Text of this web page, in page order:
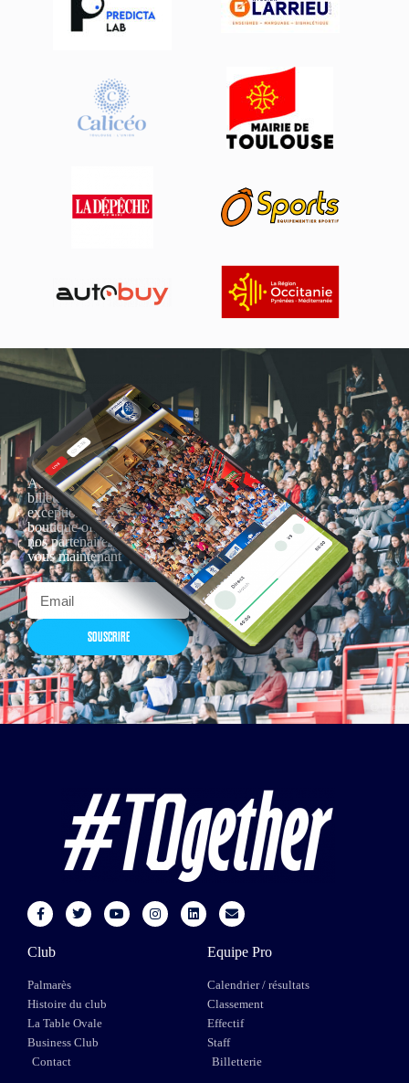
Actualités, nouveautés,
billetterie, remises
exceptionnelles dans la
boutique officielles & chez
nos partenaires… Inscrivez-
vous maintenant
SOUSCRIRE
Club
Palmarès
Histoire du club
La Table Ovale
Business Club
Contact
Equipe Pro
Calendrier / résultats
Classement
Effectif
Staff
Billetterie